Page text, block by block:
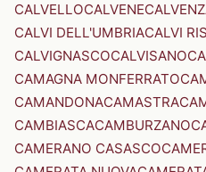
CALVELLOCALVENE
CALVI DELL'UMBRIACALVI
CALVIGNASCOCALVISANO
CAMAGNA MONFERRATO
CAMANDONACAMASTRA
CAMBIASCACAMBURZANO
CAMERANO CASASCO